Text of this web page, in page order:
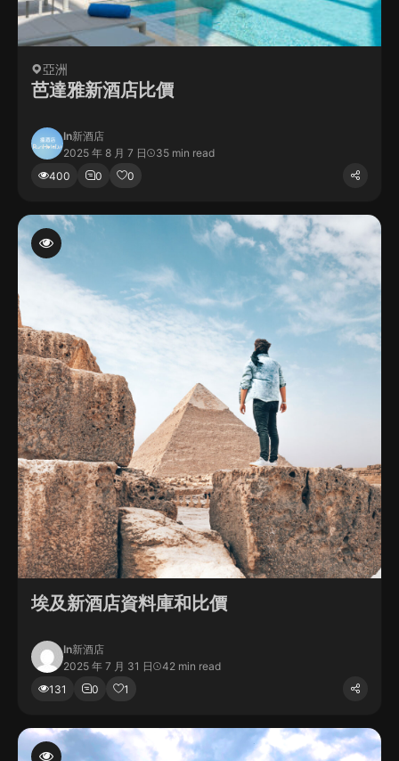
亞洲
芭達雅新酒店比價
In新酒店
2025 年 8 月 7 日
35 min read
400
0 0
埃及新酒店資料庫和比價
In新酒店
2025 年 7 月 31 日
42 min read
131
0 1